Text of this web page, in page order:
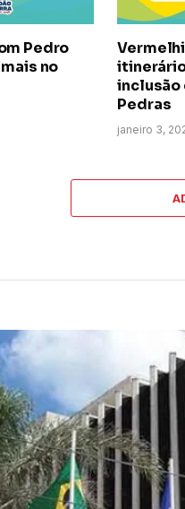
Pedro
no
inclusão
Pedras
janeiro 3,